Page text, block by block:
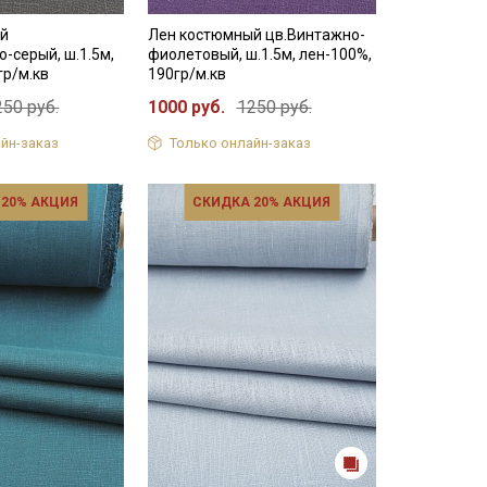
серый, ш.1.5м,
м.кв
руб.
заказ
Лен костюмный цв.Винтажно-
фиолетовый, ш.1.5м, лен-100%,
190гр/м.кв
1000 руб. 1250 руб.
Только онлайн-заказ
АКЦИЯ СКИДКА 20% АКЦИЯ